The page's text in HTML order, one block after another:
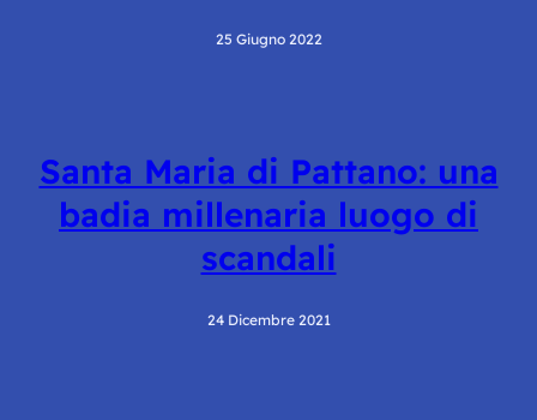
25 Giugno 2022
Santa Maria di Pattano: una
badia millenaria luogo di
scandali
24 Dicembre 2021